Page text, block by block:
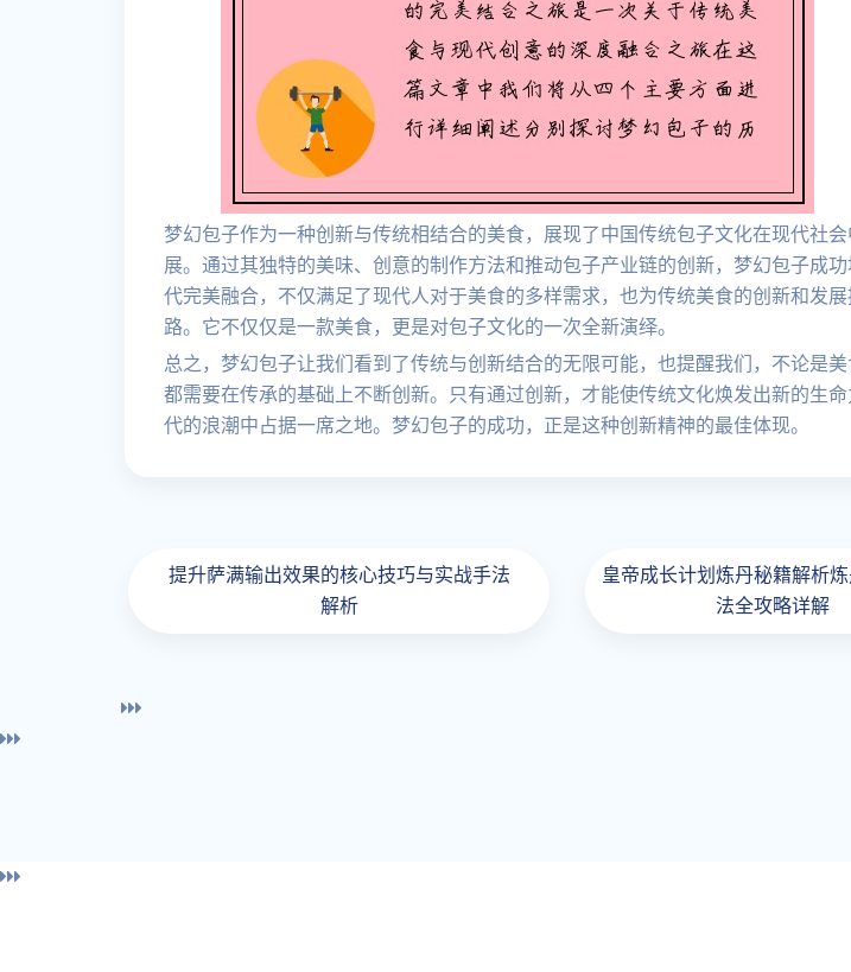
梦幻包子作为一种创新与传统相结合的美食，展现了中国传统包子文化在现代社
展。通过其独特的美味、创意的制作方法和推动包子产业链的创新，梦幻包子成
代完美融合，不仅满足了现代人对于美食的多样需求，也为传统美食的创新和发
路。它不仅仅是一款美食，更是对包子文化的一次全新演绎。
总之，梦幻包子让我们看到了传统与创新结合的无限可能，也提醒我们，不论是美
都需要在传承的基础上不断创新。只有通过创新，才能使传统文化焕发出新的生
代的浪潮中占据一席之地。梦幻包子的成功，正是这种创新精神的最佳体现。
提升萨满输出效果的核心技巧与实战手法
解析
皇帝成长计划炼丹秘籍解析
法全攻略详解